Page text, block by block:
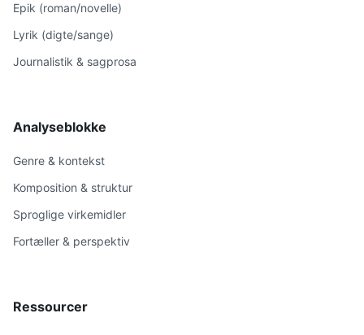
Epik (roman/novelle)
Lyrik (digte/sange)
Journalistik & sagprosa
Analyseblokke
Genre & kontekst
Komposition & struktur
Sproglige virkemidler
Fortæller & perspektiv
Ressourcer